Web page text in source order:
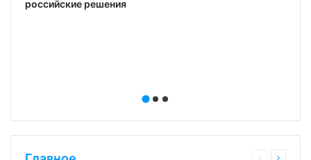
российские решения